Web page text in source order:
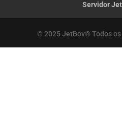
Servidor
© 2025 JetBov® Todos